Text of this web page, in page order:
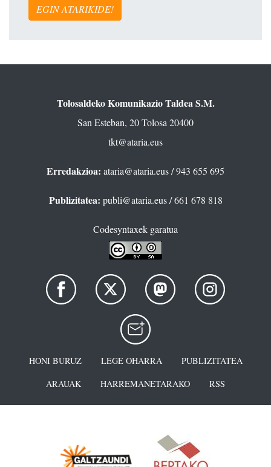
EGIN ATARIKIDE!
Tolosaldeko Komunikazio Taldea S.M.
San Esteban, 20 Tolosa 20400
tkt@ataria.eus
Erredakzioa: ataria@ataria.eus/ 943 655 695
Publizitatea: publi@ataria.eus/ 661 678 818
Codesyntaxek garatua
HONI BURUZ LEGE OHARRA
PUBLIZITATEA
ARAUAK
HARREMANETARAKO RSS